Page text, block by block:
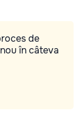
de
în câteva